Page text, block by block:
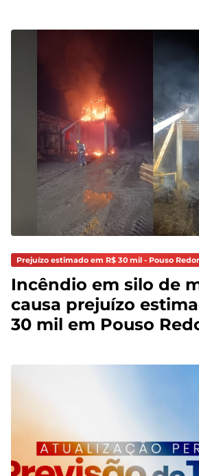
Prejuízo estimado em R$ 30 mil - Pouso
Incêndio em silo de
causa prejuízo
30 mil em Pouso